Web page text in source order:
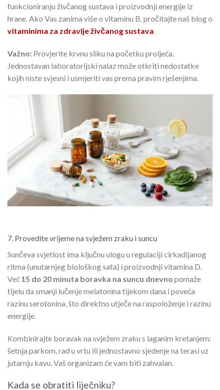
funkcioniranju živčanog sustava i proizvodnji energije iz
hrane. Ako Vas zanima više o vitaminu B, pročitajte naš blog o
vitaminima za zdravlje živčanog sustava.
Važno: Provjerite krvnu sliku na početku proljeća.
Jednostavan laboratorijski nalaz može otkriti nedostatke
kojih niste svjesni i usmjeriti vas prema pravim rješenjima.
7. Provedite vrijeme na svježem zraku i suncu
Sunčeva svjetlost ima ključnu ulogu u regulaciji cirkadijanog
ritma (unutarnjeg biološkog sata) i proizvodnji vitamina D.
Već 15 do 20 minuta boravka na suncu dnevno pomaže
tijelu da smanji lučenje melatonina tijekom dana i poveća
razinu serotonina, što direktno utječe na raspoloženje i razinu
energije.
Kombinirajte boravak na svježem zraku s laganim kretanjem:
šetnja parkom, rad u vrtu ili jednostavno sjedenje na terasi uz
jutarnju kavu. Vaš organizam će vam biti zahvalan.
Kada se obratiti liječniku?